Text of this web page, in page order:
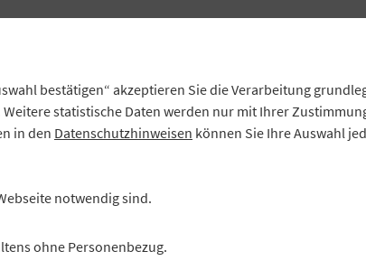
2,00
744,85
220.641,57
EURO
bestätigen“ akzeptieren Sie die Verarbeitung
statistische Daten werden nur mit Ihrer
in den Datenschutzhinweisen können Sie Ihre Auswahl
notwendig sind.
ohne Personenbezug.